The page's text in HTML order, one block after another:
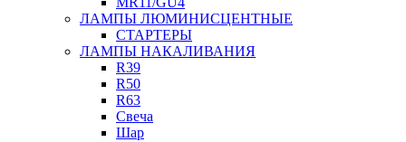
ЛАМПЫ ЛЮМИНИСЦЕНТНЫЕ
СТАРТЕРЫ
ЛАМПЫ НАКАЛИВАНИЯ
R39
R50
R63
Свеча
Шар